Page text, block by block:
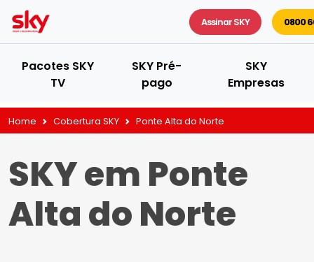
Assinar SKY 0800
Pacotes SKY
TV
SKY Pré-
pago
SKY
Empresas
Home Cobertura SKY Ponte Alta do Norte
SKY em Ponte
Alta do Norte